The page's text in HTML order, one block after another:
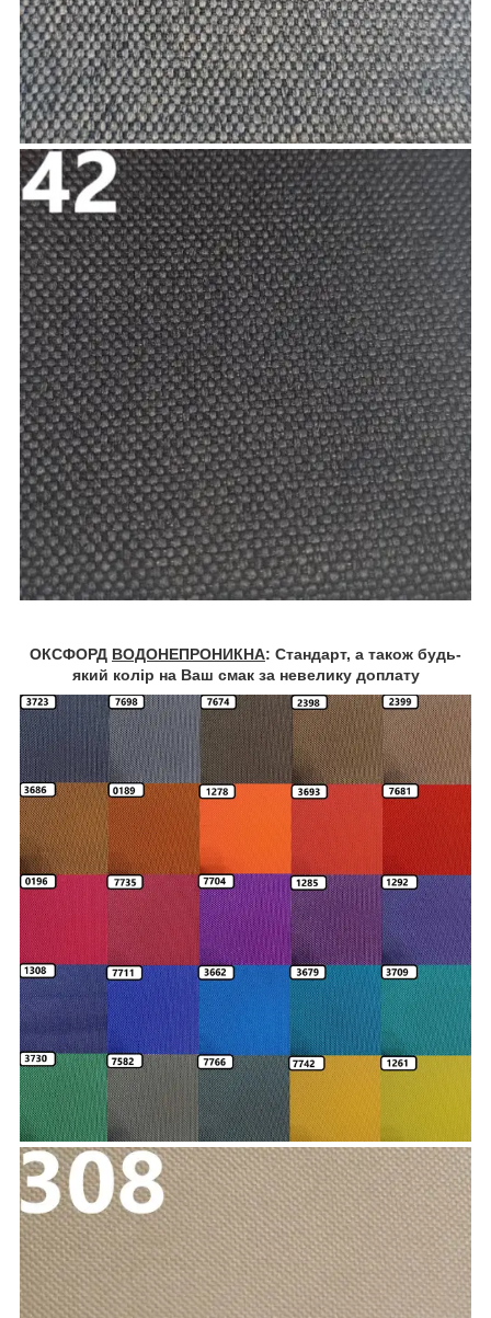
ОКСФОРД ВОДОНЕПРОНИКНА: Стандарт, а також будь-
який колір на Ваш смак за невелику доплату